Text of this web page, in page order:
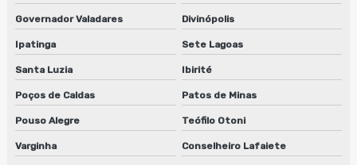
Fornecedor de desengordurante em sp
Fornecedor de desengraxante
Fornecedor de guilhotina para clichês em sp
Fornecedor de lavadora de clichê
Governador Valadares Divinópolis
Ipatinga Sete Lagoas
Santa Luzia Ibirité
Poços de Caldas Patos de Minas
Pouso Alegre Teófilo Otoni
Varginha Conselheiro Lafaiete